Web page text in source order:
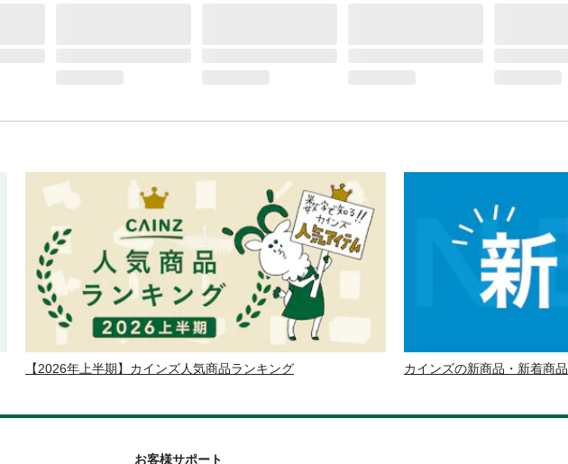
【2026年上半期】カインズ人気商品ランキング カインズの新商品・新着商品
お客様サポート